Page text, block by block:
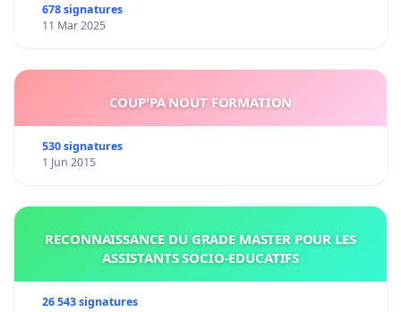
678 signatures
11 Mar 2025
COUP'PA NOUT FORMATION
530 signatures
1 Jun 2015
RECONNAISSANCE DU GRADE MASTER POUR LES
ASSISTANTS SOCIO-EDUCATIFS
26 543 signatures